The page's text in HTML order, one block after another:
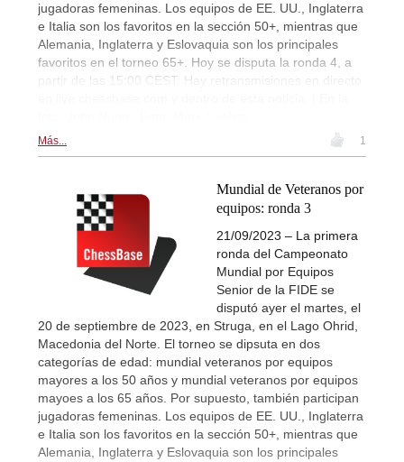
jugadoras femeninas. Los equipos de EE. UU., Inglaterra
e Italia son los favoritos en la sección 50+, mientras que
Alemania, Inglaterra y Eslovaquia son los principales
favoritos en el torneo 65+. Hoy se disputa la ronda 4, a
partir de las 15:00 CEST. Hay retransmisiones en directo
Más... 1
Mundial de Veteranos por
equipos: ronda 3
21/09/2023 – La primera
ronda del Campeonato
Mundial por Equipos
Senior de la FIDE se
disputó ayer el martes, el
20 de septiembre de 2023, en Struga, en el Lago Ohrid,
Macedonia del Norte. El torneo se dipsuta en dos
categorías de edad: mundial veteranos por equipos
mayores a los 50 años y mundial veteranos por equipos
mayoes a los 65 años. Por supuesto, también participan
jugadoras femeninas. Los equipos de EE. UU., Inglaterra
e Italia son los favoritos en la sección 50+, mientras que
Alemania, Inglaterra y Eslovaquia son los principales